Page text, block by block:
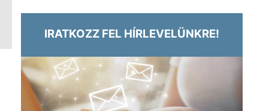
IRATKOZZ FEL HÍRLEVELÜNKRE!